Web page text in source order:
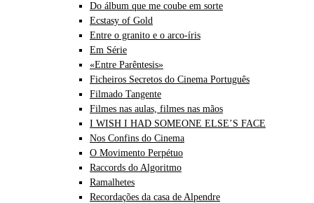
Do álbum que me coube em sorte
Ecstasy of Gold
Entre o granito e o arco-íris
Em Série
«Entre Parêntesis»
Ficheiros Secretos do Cinema Português
Filmado Tangente
Filmes nas aulas, filmes nas mãos
I WISH I HAD SOMEONE ELSE’S FACE
Nos Confins do Cinema
O Movimento Perpétuo
Raccords do Algoritmo
Ramalhetes
Recordações da casa de Alpendre